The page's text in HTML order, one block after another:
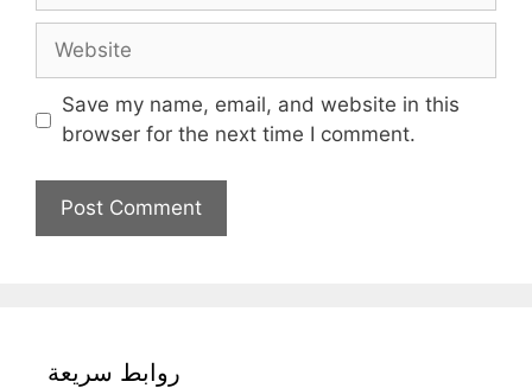
Website
Save my name, email, and website in this
browser for the next time I comment.
روابط سريعة